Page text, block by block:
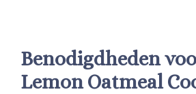
Benodigdheden
Lemon Oatmeal